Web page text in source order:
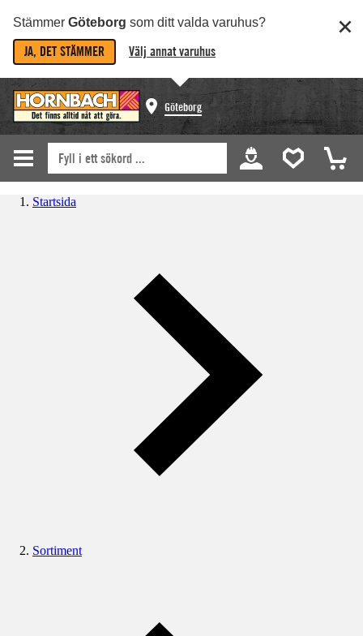
Stämmer Göteborg som ditt valda varuhus?
JA, DET STÄMMER Välj annat varuhus
Göteborg
Startsida
Sortiment